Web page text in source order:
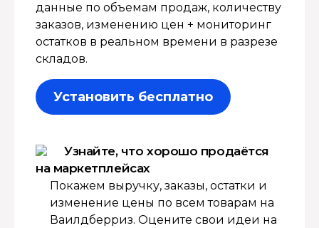
данные по объемам продаж, количеству
заказов, изменению цен + мониторинг
остатков в реальном времени в разрезе
складов.
Установить бесплатно
Узнайте, что хорошо продаётся
на маркетплейсах
Покажем выручку, заказы, остатки и
изменение цены по всем товарам на
Ваилдберриз. Оцените свои идеи на